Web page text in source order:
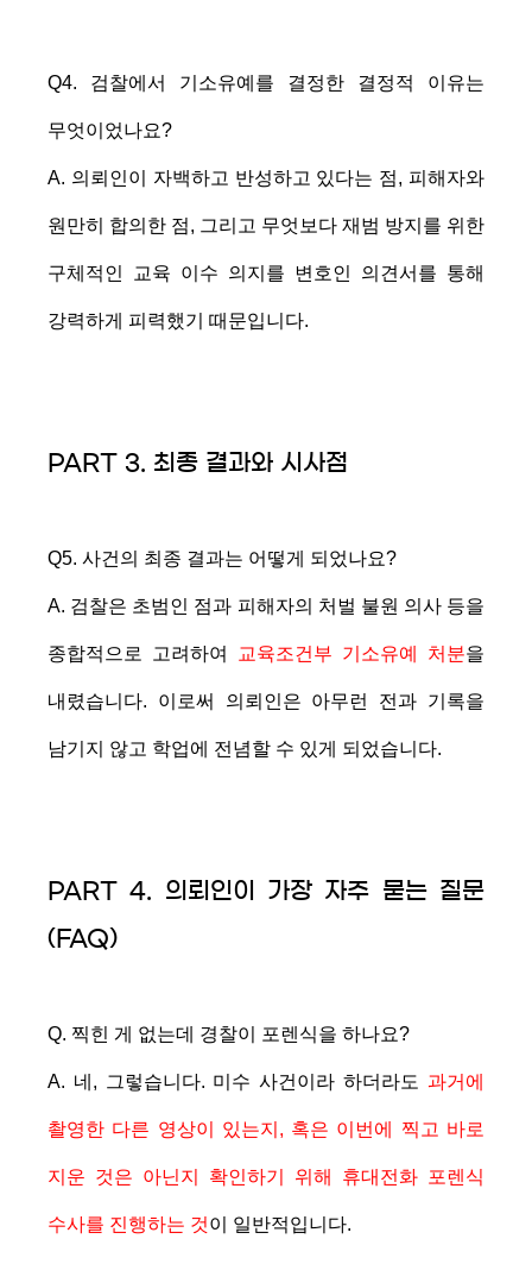
Q4. 검찰에서 기소유예를 결정한 결정적 이유는
무엇이었나요?
A. 의뢰인이 자백하고 반성하고 있다는 점, 피해자와
원만히 합의한 점, 그리고 무엇보다 재범 방지를 위한
구체적인 교육 이수 의지를 변호인 의견서를 통해
강력하게 피력했기 때문입니다.
PART 3. 최종 결과와 시사점
Q5. 사건의 최종 결과는 어떻게 되었나요?
A. 검찰은 초범인 점과 피해자의 처벌 불원 의사 등을
종합적으로 고려하여 교육조건부 기소유예 처분을
내렸습니다. 이로써 의뢰인은 아무런 전과 기록을
남기지 않고 학업에 전념할 수 있게 되었습니다.
PART 4. 의뢰인이 가장 자주 묻는 질문
(FAQ)
Q. 찍힌 게 없는데 경찰이 포렌식을 하나요?
A. 네, 그렇습니다. 미수 사건이라 하더라도 과거에
촬영한 다른 영상이 있는지, 혹은 이번에 찍고 바로
지운 것은 아닌지 확인하기 위해 휴대전화 포렌식
수사를 진행하는 것이 일반적입니다.